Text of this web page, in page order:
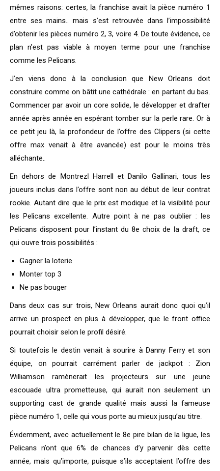
mêmes raisons: certes, la franchise avait la pièce numéro 1
entre ses mains.. mais s’est retrouvée dans l’impossibilité
d’obtenir les pièces numéro 2, 3, voire 4. De toute évidence, ce
plan n’est pas viable à moyen terme pour une franchise
comme les Pelicans.
J’en viens donc à la conclusion que New Orleans doit
construire comme on bâtit une cathédrale : en partant du bas.
Commencer par avoir un core solide, le développer et drafter
année après année en espérant tomber sur la perle rare. Or à
ce petit jeu là, la profondeur de l’offre des Clippers (si cette
offre max venait à être avancée) est pour le moins très
alléchante..
En dehors de Montrezl Harrell et Danilo Gallinari, tous les
joueurs inclus dans l’offre sont non au début de leur contrat
rookie. Autant dire que le prix est modique et la visibilité pour
les Pelicans excellente. Autre point à ne pas oublier : les
Pelicans disposent pour l’instant du 8e choix de la draft, ce
qui ouvre trois possibilités :
Gagner la loterie
Monter top 3
Ne pas bouger
Dans deux cas sur trois, New Orleans aurait donc quoi qu’il
arrive un prospect en plus à développer, que le front office
pourrait choisir selon le profil désiré.
Si toutefois le destin venait à sourire à Danny Ferry et son
équipe, on pourrait carrément parler de jackpot : Zion
Williamson ramènerait les projecteurs sur une jeune
escouade ultra prometteuse, qui aurait non seulement un
supporting cast de grande qualité mais aussi la fameuse
pièce numéro 1, celle qui vous porte au mieux jusqu’au titre.
Évidemment, avec actuellement le 8e pire bilan de la ligue, les
Pelicans n’ont que 6% de chances d’y parvenir dès cette
année, mais qu’importe, puisque s’ils acceptaient l’offre des